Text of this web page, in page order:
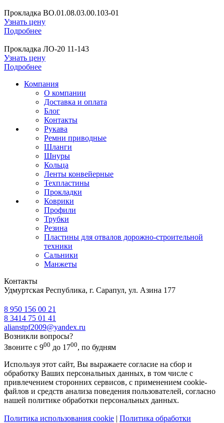
Прокладка ВО.01.08.03.00.103-01
Узнать цену
Подробнее
Прокладка ЛО-20 11-143
Узнать цену
Подробнее
Компания
О компании
Доставка и оплата
Блог
Контакты
Рукава
Ремни приводные
Шланги
Шнуры
Кольца
Ленты конвейерные
Техпластины
Прокладки
Коврики
Профили
Трубки
Резина
Пластины для отвалов дорожно-строительной
техники
Сальники
Манжеты
Контакты
Удмуртская Республика, г. Сарапул, ул. Азина 177
8 950 156 00 21
8 3414 75 01 41
alianstpf2009@yandex.ru
Возникли вопросы?
Звоните с 900 до 1700, по будням
Используя этот сайт, Вы выражаете согласие на сбор и
обработку Ваших персональных данных, в том числе с
привлечением сторонних сервисов, с применением cookie-
файлов и средств анализа поведения пользователей, согласно
нашей политике обработки персональных данных.
Политика использования cookie
Политика обработки